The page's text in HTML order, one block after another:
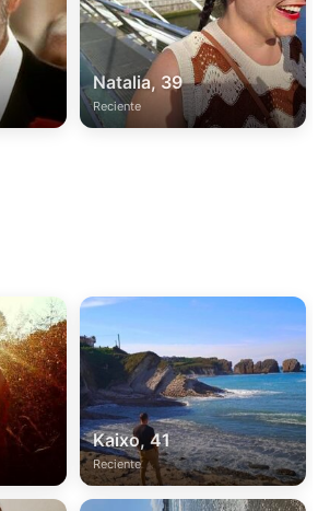
Natalia, 39
Reciente
Kaixo, 41
Reciente